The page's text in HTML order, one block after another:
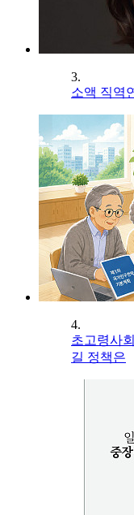
3.
소액 직역
4.
초고령사
길 정책은